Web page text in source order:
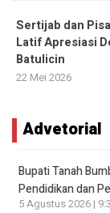
Sertijab dan
Latif Apresiasi
Batulicin
22 Mei 2026
Advetorial
Bupati Tanah
Pendidikan dan
5 Agustus 2026 |